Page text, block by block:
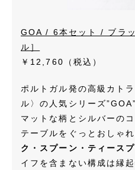
GOA / 6本セット / ブラ
ル］
￥12,760（税込）
ポルトガル発の高級カト
ル〉の人気シリーズ
マットな柄とシルバーの
テーブルをぐっとおしゃ
ク・スプーン・ティース
イフを含まない構成は縁